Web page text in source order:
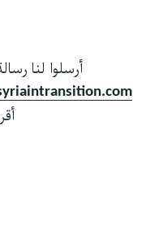
أرسلوا لنا